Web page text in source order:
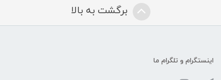
برگشت به بالا
اینستگرام و تلگرام ما